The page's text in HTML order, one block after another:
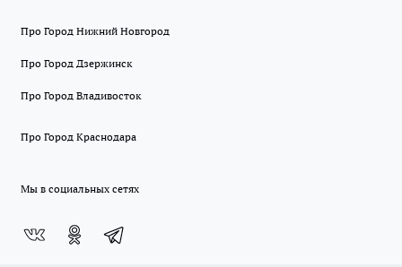
Про Город Нижний Новгород
Про Город Дзержинск
Про Город Владивосток
Про Город Краснодара
Мы в социальных сетях